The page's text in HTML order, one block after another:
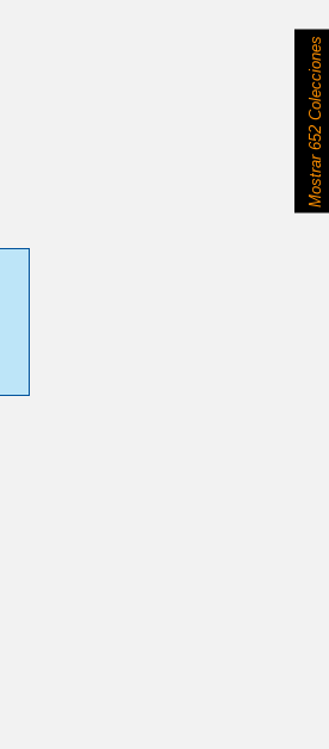
Mostrar
652 Colecciones